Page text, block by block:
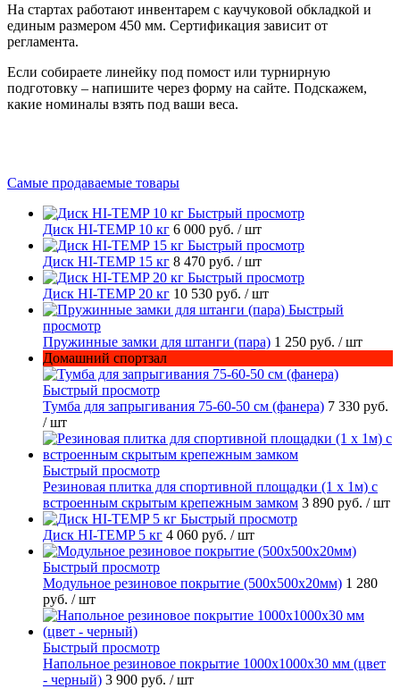
На стартах работают инвентарем с каучуковой обкладкой и
единым размером 450 мм. Сертификация зависит от
регламента.
Если собираете линейку под помост или турнирную
подготовку – напишите через форму на сайте. Подскажем,
какие номиналы взять под ваши веса.
Самые продаваемые товары
Быстрый просмотр
Диск HI-TEMP 10 кг 6 000 руб. / шт
Быстрый просмотр
Диск HI-TEMP 15 кг 8 470 руб. / шт
Быстрый просмотр
Диск HI-TEMP 20 кг 10 530 руб. / шт
Быстрый
просмотр
Пружинные замки для штанги (пара) 1 250 руб. / шт
Домашний спортзал
Быстрый просмотр
Тумба для запрыгивания 75-60-50 см (фанера) 7 330 руб.
/ шт
Быстрый просмотр
Резиновая плитка для спортивной площадки (1 х 1м) с
встроенным скрытым крепежным замком 3 890 руб. / шт
Быстрый просмотр
Диск HI-TEMP 5 кг 4 060 руб. / шт
Быстрый просмотр
Модульное резиновое покрытие (500х500х20мм) 1 280
руб. / шт
Быстрый просмотр
Напольное резиновое покрытие 1000х1000х30 мм (цвет
- черный) 3 900 руб. / шт